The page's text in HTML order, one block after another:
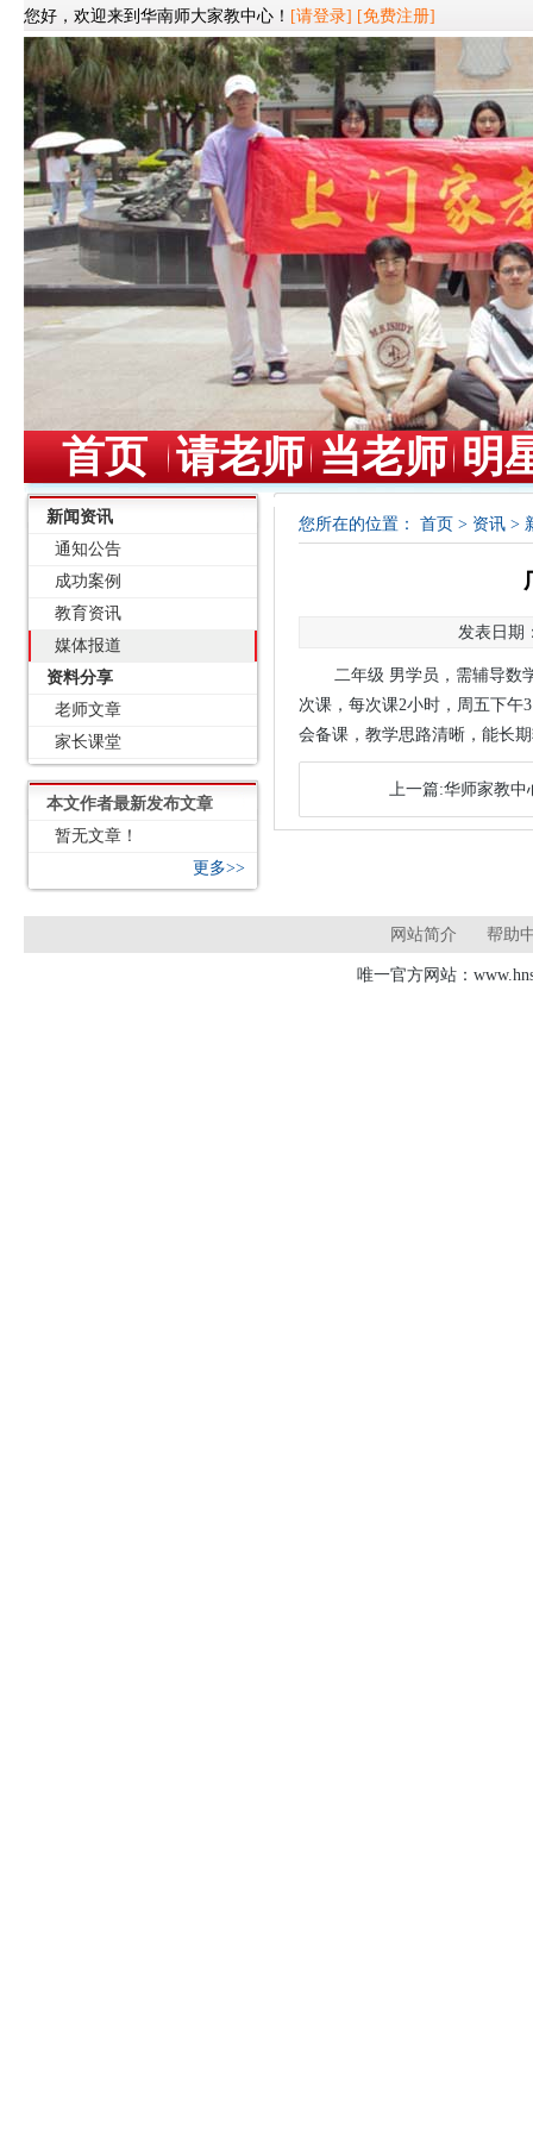
您好，欢迎来到华南师大家教中心！ [请登录] [免费注册]
首页 请老师 当老师 明
新闻资讯
通知公告
成功案例
教育资讯
媒体报道
资料分享
老师文章
家长课堂
本文作者最新发布文章
暂无文章！
更多>>
您所在的位置： 首页 > 资讯 >
发表日期
二年级 男学员，需辅导数
次课，每次课2小时，周五下午
会备课，教学思路清晰，能长
上一篇:华师家教中
网站简介 帮助
唯一官方网站：